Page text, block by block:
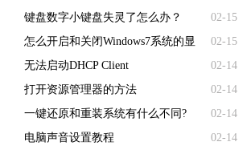
02-15
键盘数字小键盘失灵了怎么办？
02-15
怎么开启和关闭Windows7系统的显
卡硬件加速功能
02-14
无法启动DHCP Client
02-14
打开资源管理器的方法
02-14
一键还原和重装系统有什么不同?
02-14
电脑声音设置教程